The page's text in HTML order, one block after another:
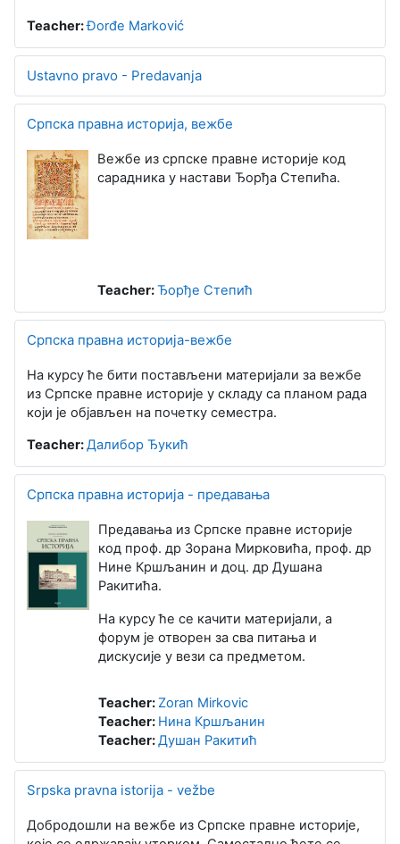
Teacher:Đorđe Marković
Ustavno pravo - Predavanja
Српска правна историја, вежбе
Вежбе из српске правне историје код
сарадника у настави Ђорђа Степића.
Teacher:Ђорђе Степић
Српска правна историја-вежбе
На курсу ће бити постављени материјали за вежбе
из Српске правне историје у складу са планом рада
који је објављен на почетку семестра.
Teacher:Далибор Ђукић
Српска правна историја - предавања
Предавања из Српске правне историје
код проф. др Зорана Мирковића, проф. др
Нине Кршљанин и доц. др Душана
Ракитића.
На курсу ће се качити материјали, а
форум је отворен за сва питања и
дискусије у вези са предметом.
Teacher: Zoran Mirkovic
Teacher: Нина Кршљанин
Teacher:Душан Ракитић
Srpska pravna istorija - vežbe
Добродошли на вежбе из Српске правне историје,